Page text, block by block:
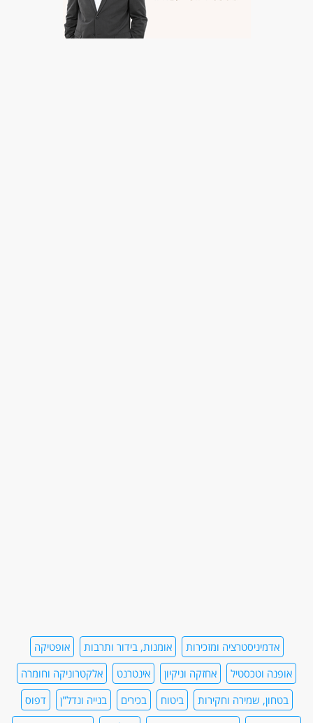
אדמיניסטרציה ומזכירות אומנות, בידור ותרבות
אופטיקה
אופנה וטכסטיל
אחזקה וניקיון אינטרנט
אלקטרוניקה וחומרה
בטחון, שמירה וחקירות
ביטוח בכירים בנייה ונדל"ן
דפוס